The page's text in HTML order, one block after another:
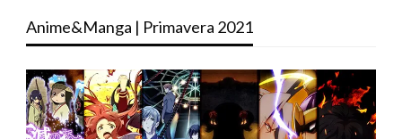
Anime&Manga | Primavera 2021